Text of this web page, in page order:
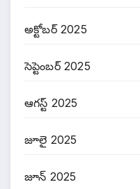
అక్టోబర్ 2025
సెప్టెంబర్ 2025
ఆగస్ట్ 2025
జూలై 2025
జూన్ 2025